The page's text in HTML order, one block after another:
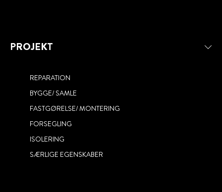
PROJEKT
REPARATION
BYGGE/ SAMLE
FASTGØRELSE/ MONTERING
FORSEGLING
ISOLERING
SÆRLIGE EGENSKABER